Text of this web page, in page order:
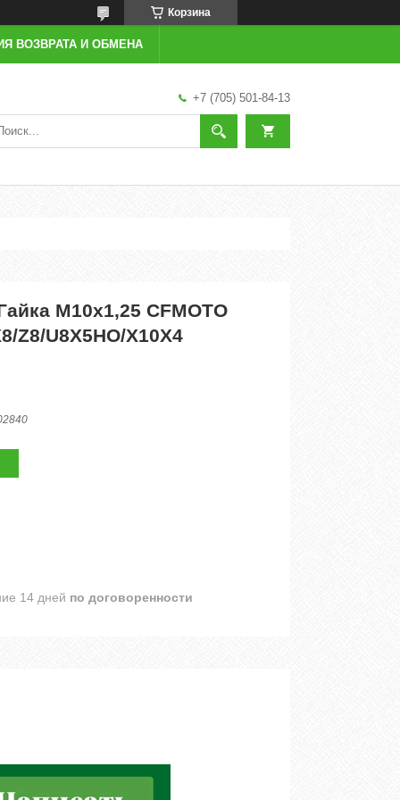
Корзина
ВОЗВРАТА И ОБМЕНА
+7 (705) 501-84-13
М10х1,25 CFMOTO
Z8/U8X5HO/X10X4
14 дней по договоренности